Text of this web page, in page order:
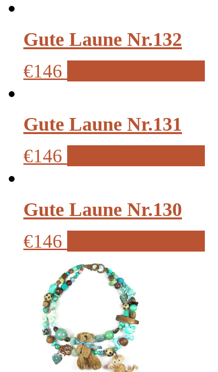
Gute Laune Nr.132
€146
Gute Laune Nr.131
€146
Gute Laune Nr.130
€146